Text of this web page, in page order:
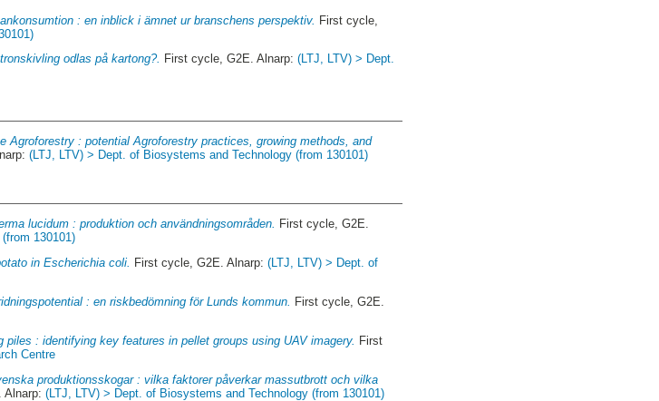
: en inblick i ämnet ur branschens perspektiv. First cycle,
odlas på kartong?. First cycle, G2E. Alnarp:(LTJ, LTV) > Dept.
Agroforestry : potential Agroforestry practices, growing methods, and
(LTJ, LTV) > Dept. of Biosystems and Technology (from 130101)
lucidum : produktion och användningsområden. First cycle, G2E.
130101)
in Escherichia coli. First cycle, G2E. Alnarp:(LTJ, LTV) > Dept. of
: en riskbedömning för Lunds kommun. First cycle, G2E.
: identifying key features in pellet groups using UAV imagery. First
Centre
produktionsskogar : vilka faktorer påverkar massutbrott och vilka
Alnarp:(LTJ, LTV) > Dept. of Biosystems and Technology (from 130101)